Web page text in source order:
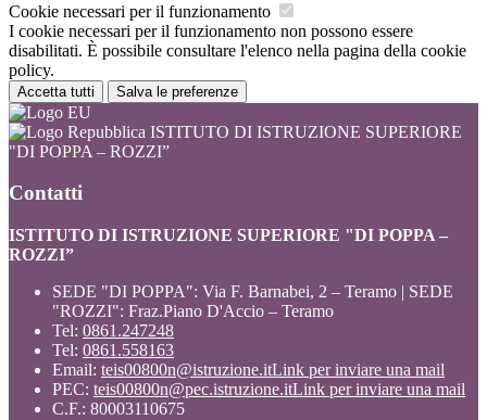
Cookie necessari per il funzionamento
I cookie necessari per il funzionamento non possono essere
disabilitati. È possibile consultare l'elenco nella pagina della cookie
policy.
Accetta tutti Salva le preferenze
ISTITUTO DI ISTRUZIONE SUPERIORE
"DI POPPA – ROZZI”
Contatti
ISTITUTO DI ISTRUZIONE SUPERIORE "DI POPPA –
ROZZI”
SEDE "DI POPPA": Via F. Barnabei, 2 – Teramo | SEDE
"ROZZI": Fraz.Piano D'Accio – Teramo
Tel: 0861.247248
Tel: 0861.558163
Email: teis00800n@istruzione.itLink per inviare una mail
PEC: teis00800n@pec.istruzione.itLink per inviare una mail
C.F.: 80003110675